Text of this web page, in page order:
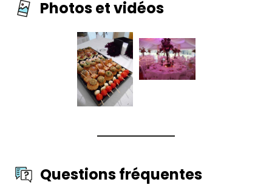
Photos et vidéos
Questions fréquentes